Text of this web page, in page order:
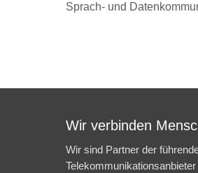
Sprach- und
Wir verbinden
Wir sind Partner der
Telekommunikationsanbieter